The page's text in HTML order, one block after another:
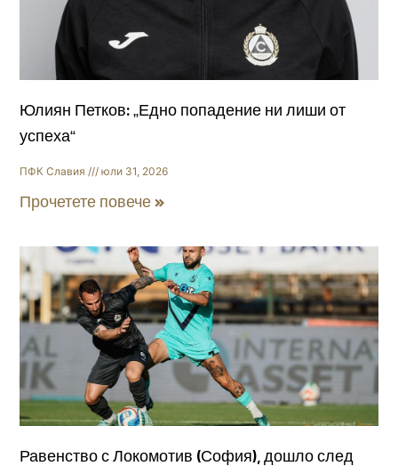
Юлиян Петков: „Едно попадение ни лиши от
успеха“
ПФК Славия юли 31, 2026
Прочетете повече »
Равенство с Локомотив (София), дошло след